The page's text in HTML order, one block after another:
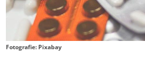
Fotografie: Pixabay